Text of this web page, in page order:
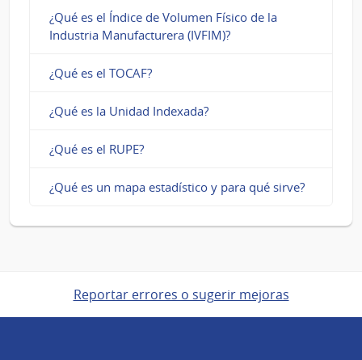
¿Qué es el Índice de Volumen Físico de la
Industria Manufacturera (IVFIM)?
¿Qué es el TOCAF?
¿Qué es la Unidad Indexada?
¿Qué es el RUPE?
¿Qué es un mapa estadístico y para qué sirve?
Reportar errores o sugerir mejoras